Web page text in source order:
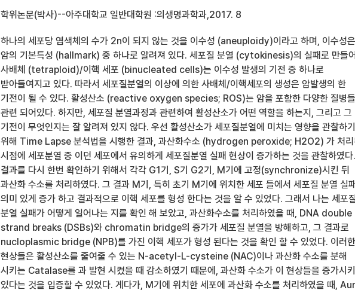
학위논문(박사)--아주대학교 일반대학원 :의생명과학과,2017. 8
하나의 세포당 염색체의 수가 2n이 되지 않는 것을 이수성 (aneuploidy)이라고 하며, 이수성은
암의 기본특성 (hallmark) 중 하나로 알려져 있다. 세포질 분열 (cytokinesis)의 실패로 만들
사배체 (tetraploid)/이핵 세포 (binucleated cells)는 이수성 발생의 기전 중 하나로
받아들여지고 있다. 따라서 세포질분열의 이상에 의한 사배체/이핵세포의 생성은 암발생의 한
기전이 될 수 있다. 활성산소 (reactive oxygen species; ROS)는 암을 포함한 다양한 질병
관련 되어있다. 하지만, 세포질 분열과정과 관련하여 활성산소가 어떤 역할을 하는지, 그리고 그
기전이 무엇인지는 잘 알려져 있지 않다. 우선 활성산소가 세포질분열에 미치는 영향을 관찰하기
위해 Time Lapse 분석법을 시행한 결과, 과산화수소 (hydrogen peroxide; H2O2) 가 처리
시점에 세포분열 중 이던 세포에서 유의하게 세포질분열 실패 현상이 증가하는 것을 관찰하였다.
결과를 다시 한번 확인하기 위해서 각각 G1기, S기 G2기, M기에 고정(synchronize)시킨 뒤
과산화 수소를 처리하였다. 그 결과 M기, 특히 초기 M기에 위치한 세포 들에서 세포질 분열 실
의미 있게 증가 하고 결과적으로 이핵 세포를 형성 한다는 것을 알 수 있었다. 그래서 나는 세포질
분열 실패가 어떻게 일어나는 지를 확인 해 보았고, 과산화수소를 처리하였을 때, DNA double
strand breaks (DSBs)와 chromatin bridge의 증가가 세포질 분열을 방해하고, 그 결과로
nucloplasmic bridge (NPB)를 가진 이핵 세포가 형성 된다는 것을 확인 할 수 있었다. 이러한
현상들은 활성산소를 줄여줄 수 있는 N-acetyl-L-cysteine (NAC)이나 과산화 수소를 분해
시키는 Catalase를 과 발현 시켰을 때 감소하였기 때문에, 과산화 수소가 이 현상들을 증가시
있다는 것을 입증할 수 있었다. 게다가, M기에 위치한 세포에 과산화 수소를 처리하였을 때,